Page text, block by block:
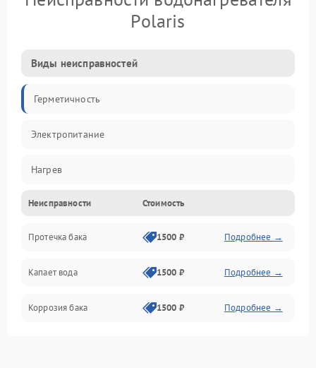
Polaris
Виды неисправностей
Герметичность
Электропитание
Нагрев
Датчики
Механика
Неисправности Стоимость
Протечка бака 1500 ₽ Подробнее →
Капает вода 1500 ₽ Подробнее →
Коррозия бака 1500 ₽ Подробнее →